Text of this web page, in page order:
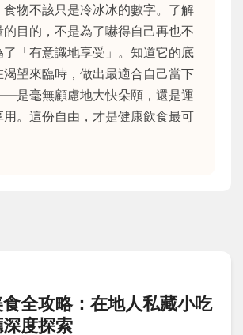
物不該只是冷冰冰的數字。了解
目的，不是為了嚇得自己再也不
「有意識地享受」。知道它的底
望來臨時，做出最適合自己當下
是毫無顧慮地大快朵頤，還是運
用。這份自由，才是健康飲食最可
全攻略：在地人私藏小吃
度探索